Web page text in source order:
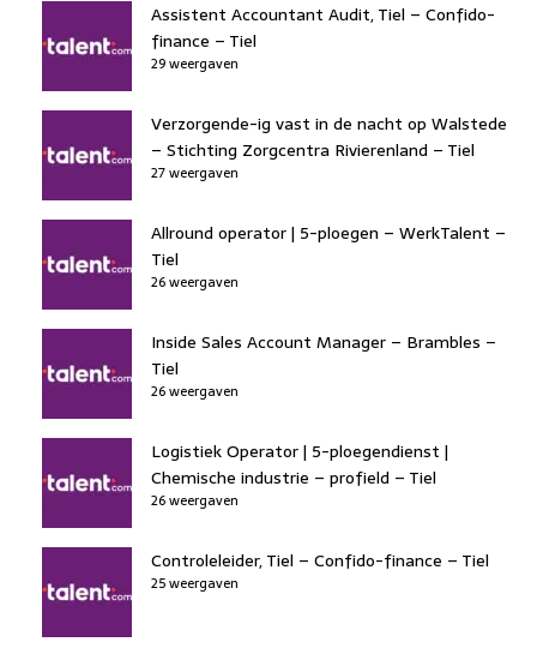
Assistent Accountant Audit, Tiel – Confido-
finance – Tiel
29 weergaven
Verzorgende-ig vast in de nacht op Walstede
– Stichting Zorgcentra Rivierenland – Tiel
27 weergaven
Allround operator | 5-ploegen – WerkTalent –
Tiel
26 weergaven
Inside Sales Account Manager – Brambles –
Tiel
26 weergaven
Logistiek Operator | 5-ploegendienst |
Chemische industrie – profield – Tiel
26 weergaven
Controleleider, Tiel – Confido-finance – Tiel
25 weergaven